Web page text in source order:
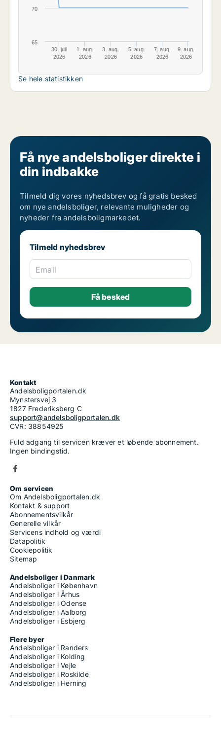
30. juli
2026
1. aug.
2026
3. aug.
2026
5. aug.
2026
7. aug.
2026
9. aug.
2026
65
70
Se hele statistikken
Få nye andelsboliger direkte i
din indbakke
Tilmeld dig vores nyhedsbrev og få gratis besked
om nye andelsboliger, relevante muligheder og
nyheder fra andelsboligmarkedet.
Tilmeld nyhedsbrev
Email
Kontakt
Andelsboligportalen.dk
Mynstersvej 3
1827 Frederiksberg C
support@andelsboligportalen.dk
CVR: 38854925
Fuld adgang til servicen kræver et løbende abonnement.
Ingen bindingstid.
Om servicen
Om Andelsboligportalen.dk
Kontakt & support
Abonnementsvilkår
Generelle vilkår
Servicens indhold og værdi
Datapolitik
Cookiepolitik
Sitemap
Andelsboliger i Danmark
Andelsboliger i København
Andelsboliger i Århus
Andelsboliger i Odense
Andelsboliger i Aalborg
Andelsboliger i Esbjerg
Flere byer
Andelsboliger i Randers
Andelsboliger i Kolding
Andelsboliger i Vejle
Andelsboliger i Roskilde
Andelsboliger i Herning